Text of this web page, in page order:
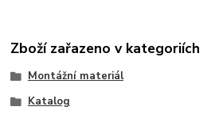
Zboží zařazeno v kategoriích
Montážní materiál
Katalog